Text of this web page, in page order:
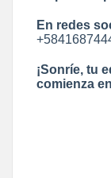
En redes
¡Sonríe, tu
comienza